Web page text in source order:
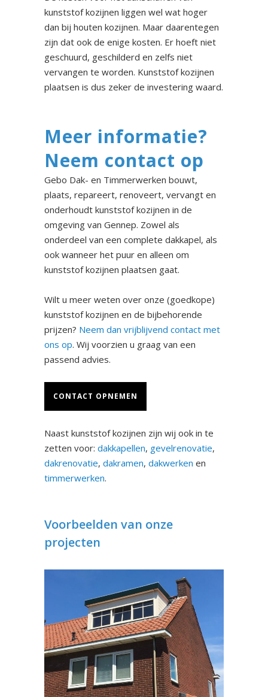
kunststof kozijnen liggen wel wat hoger
dan bij houten kozijnen. Maar daarentegen
zijn dat ook de enige kosten. Er hoeft niet
geschuurd, geschilderd en zelfs niet
vervangen te worden. Kunststof kozijnen
plaatsen is dus zeker de investering waard.
Meer informatie?
Neem contact op
Gebo Dak- en Timmerwerken bouwt,
plaats, repareert, renoveert, vervangt en
onderhoudt kunststof kozijnen in de
omgeving van Gennep. Zowel als
onderdeel van een complete dakkapel, als
ook wanneer het puur en alleen om
kunststof kozijnen plaatsen gaat.
Wilt u meer weten over onze (goedkope)
kunststof kozijnen en de bijbehorende
prijzen? Neem dan vrijblijvend contact met
ons op. Wij voorzien u graag van een
passend advies.
CONTACT OPNEMEN
Naast kunststof kozijnen zijn wij ook in te
zetten voor: dakkapellen, gevelrenovatie,
dakrenovatie, dakramen, dakwerken en
timmerwerken.
Voorbeelden van onze
projecten
Dakkapel Malden